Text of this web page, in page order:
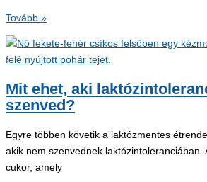
Az
ájurvédikus
módszer
alapelvei
–
gyógynövények
az
ájurvédában
Tovább »
Mit ehet, aki
szenved?
Egyre többen követik a laktózmentes
akik nem szenvednek laktózintoleranciában.
cukor, amely